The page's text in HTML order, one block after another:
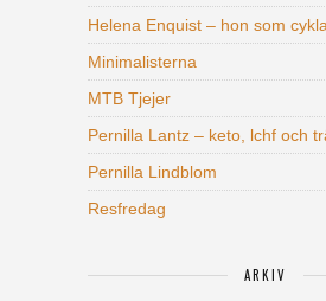
Helena Enquist – hon som
Minimalisterna
MTB Tjejer
Pernilla Lantz – keto, lchf och
Pernilla Lindblom
Resfredag
ARKIV